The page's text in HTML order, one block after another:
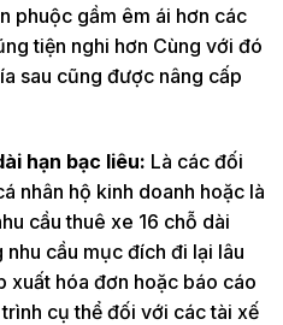
phuộc gầm êm ái hơn các
tiện nghi hơn Cùng với đó
sau cũng được nâng cấp
hạn bạc liêu: Là các đối
nhân hộ kinh doanh hoặc là
cầu thuê xe 16 chỗ dài
cầu mục đích đi lại lâu
xuất hóa đơn hoặc báo cáo
cụ thể đối với các tài xế